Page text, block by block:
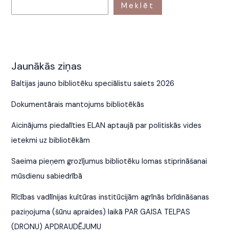
Meklēt
Jaunākās ziņas
Baltijas jauno bibliotēku speciālistu saiets 2026
Dokumentārais mantojums bibliotēkās
Aicinājums piedalīties ELAN aptaujā par politiskās vides
ietekmi uz bibliotēkām
Saeima pieņem grozījumus bibliotēku lomas stiprināšanai
mūsdienu sabiedrībā
Rīcības vadlīnijas kultūras institūcijām agrīnās brīdināšanas
paziņojuma (šūnu apraides) laikā PAR GAISA TELPAS
(DRONU) APDRAUDĒJUMU